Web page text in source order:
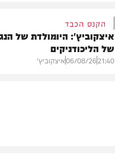
הקנס הכבד
איצקוביץ': היומולדת של
של הליכודניקים
21:40
06/08/26איצקוביץ'